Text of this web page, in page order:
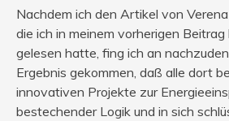
Nachdem ich den Artikel von
die ich in meinem vorherigen Beitrag
gelesen hatte, fing ich an
Ergebnis gekommen, daß alle dort
innovativen Projekte zur
bestechender Logik und in sich